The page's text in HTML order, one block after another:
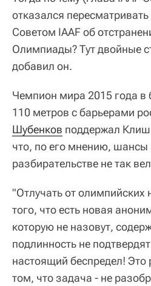
отказался
Советом IAAF об
Олимпиады? Тут двойные
добавил он.
Чемпион мира 2015 года в
110 метров с барьерами
Шубенков поддержал
что, по его мнению, шансы
разбирательстве не так
"Отлучать от олимпийских
того, что есть новая
которую не назовут,
подлинность не
настоящий беспредел! Это
том, что задача - не